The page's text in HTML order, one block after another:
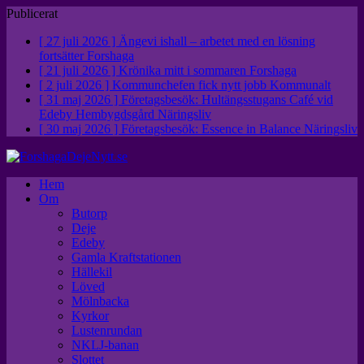
Publicerat
[ 27 juli 2026 ] Ängevi ishall – arbetet med en lösning
fortsätter Forshaga
[ 21 juli 2026 ] Krönika mitt i sommaren Forshaga
[ 2 juli 2026 ] Kommunchefen fick nytt jobb Kommunalt
[ 31 maj 2026 ] Företagsbesök: Hultängsstugans Café vid
Edeby Hembygdsgård Näringsliv
[ 30 maj 2026 ] Företagsbesök: Essence in Balance Näringsliv
Hem
Om
Butorp
Deje
Edeby
Gamla Kraftstationen
Hällekil
Löved
Mölnbacka
Kyrkor
Lustenrundan
NKLJ-banan
Slottet